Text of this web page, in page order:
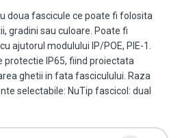
doua fascicule ce poate fi folosita
gradini sau culoare. Poate fi
ajutorul modulului IP/POE, PIE-1.
protectie IP65, fiind proiectata
ghetii in fata fasciculului. Raza
selectabile: NuTip fascicol: dual